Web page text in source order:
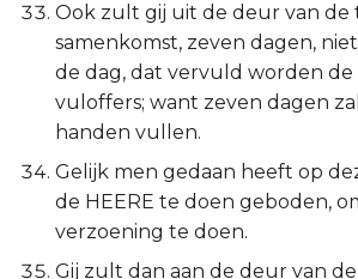
Ook zult gij uit de deur van de
samenkomst, zeven dagen,
de dag, dat vervuld worden de
vuloffers; want zeven dagen
handen vullen.
Gelijk men gedaan heeft op
de HEERE te doen geboden,
verzoening te doen.
Gij zult dan aan de deur van